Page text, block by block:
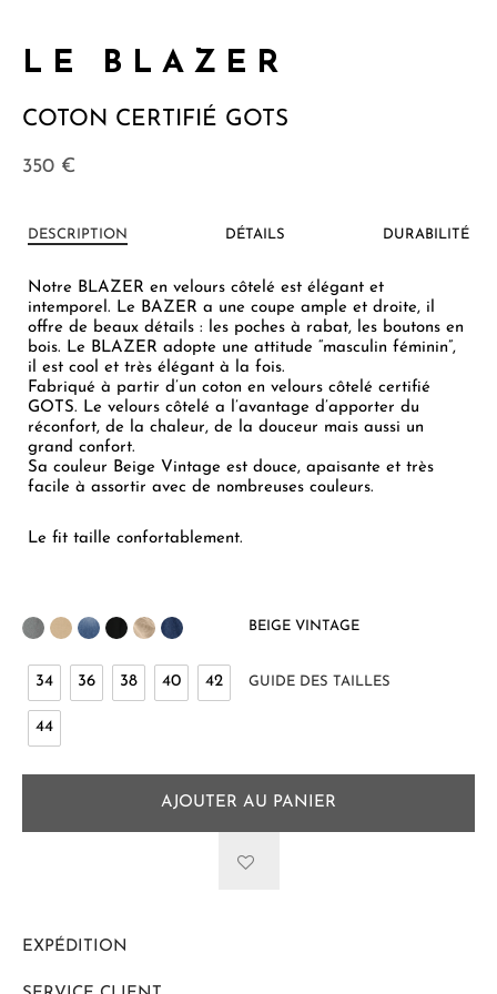
LE BLAZER
COTON CERTIFIÉ GOTS
350 €
DESCRIPTION DÉTAILS DURABILITÉ
Notre BLAZER en velours côtelé est élégant et
intemporel. Le BAZER a une coupe ample et droite, il
offre de beaux détails : les poches à rabat, les boutons en
bois. Le BLAZER adopte une attitude “masculin féminin”,
il est cool et très élégant à la fois.
Fabriqué à partir d’un coton en velours côtelé certifié
GOTS. Le velours côtelé a l’avantage d’apporter du
réconfort, de la chaleur, de la douceur mais aussi un
grand confort.
Sa couleur Beige Vintage est douce, apaisante et très
facile à assortir avec de nombreuses couleurs.
Le fit taille confortablement.
BEIGE VINTAGE
34 36 38 40 42
44
GUIDE DES TAILLES
AJOUTER AU PANIER
EXPÉDITION